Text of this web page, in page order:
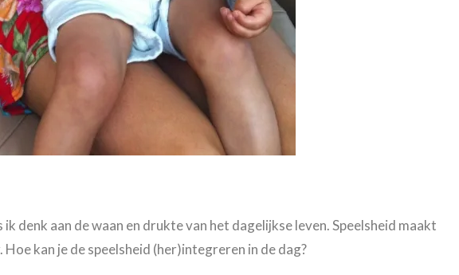
denk aan de waan en drukte van het dagelijkse leven. Speelsheid maakt
kan je de speelsheid (her)integreren in de dag?